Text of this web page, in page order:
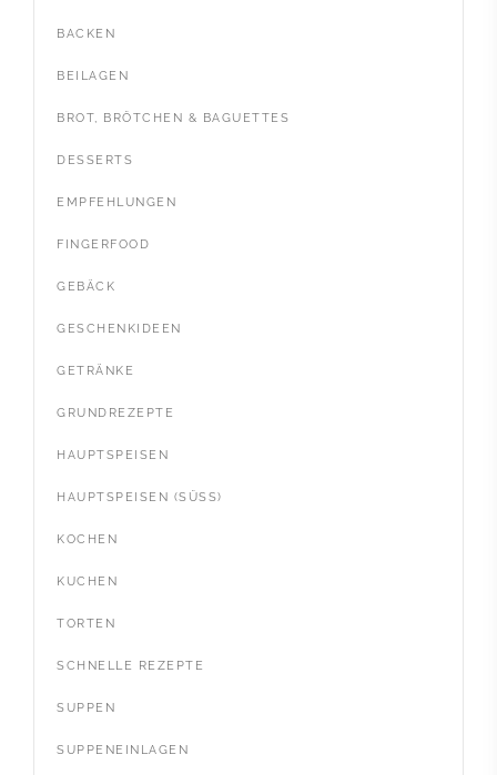
BACKEN
BEILAGEN
BROT, BRÖTCHEN & BAGUETTES
DESSERTS
EMPFEHLUNGEN
FINGERFOOD
GEBÄCK
GESCHENKIDEEN
GETRÄNKE
GRUNDREZEPTE
HAUPTSPEISEN
HAUPTSPEISEN (SÜSS)
KOCHEN
KUCHEN
TORTEN
SCHNELLE REZEPTE
SUPPEN
SUPPENEINLAGEN